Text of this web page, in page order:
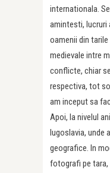
internationala.
amintesti, lucruri
oamenii din
medievale intre
conflicte, chiar
respectiva, tot
am inceput sa
Apoi, la nivelul
Iugoslavia, unde
geografice. In
fotografi pe tara,